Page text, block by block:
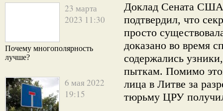
23 марта
2023 11:30
Почему многополярность
лучше?
6 мая 2022
19:15
Доклад Сената
подтвердил, что
просто
доказано во время
содержались
пыткам. Помимо
лица в Литве за
тюрьму ЦРУ